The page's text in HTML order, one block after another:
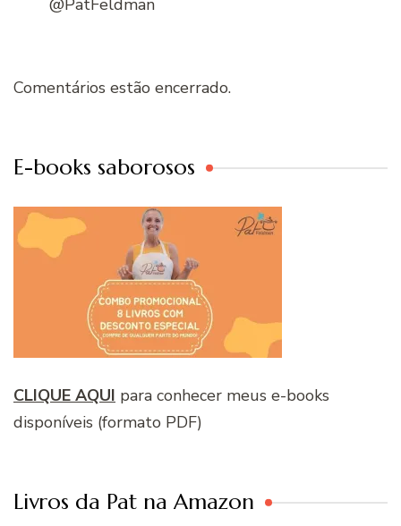
Comentários estão encerrado.
E-books saborosos
CLIQUE AQUI para conhecer meus e-books
disponíveis (formato PDF)
Livros da Pat na Amazon